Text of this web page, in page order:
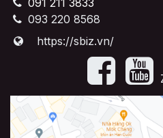
093 220 8568
https://sbiz.vn/